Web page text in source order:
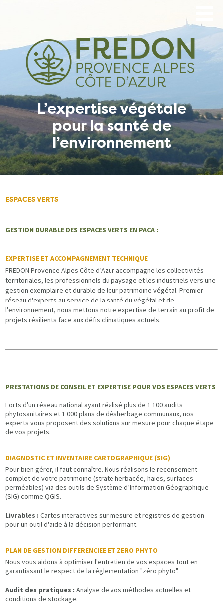
L’expertise végétale
pour la santé de
l’environnement
ESPACES VERTS
GESTION DURABLE DES ESPACES VERTS EN PACA :
EXPERTISE ET ACCOMPAGNEMENT TECHNIQUE
FREDON Provence Alpes Côte d’Azur accompagne les collectivités
territoriales, les professionnels du paysage et les industriels vers une
gestion exemplaire et durable de leur patrimoine végétal. Premier
réseau d'experts au service de la santé du végétal et de
l'environnement, nous mettons notre expertise de terrain au profit de
projets résilients face aux défis climatiques actuels.
PRESTATIONS DE CONSEIL ET EXPERTISE POUR VOS ESPACES VERTS
Forts d'un réseau national ayant réalisé plus de 1 100 audits
phytosanitaires et 1 000 plans de désherbage communaux, nos
experts vous proposent des solutions sur mesure pour chaque étape
de vos projets.
DIAGNOSTIC ET INVENTAIRE CARTOGRAPHIQUE (SIG)
Pour bien gérer, il faut connaître. Nous réalisons le recensement
complet de votre patrimoine (strate herbacée, haies, surfaces
perméables) via des outils de Système d’Information Géographique
(SIG) comme QGIS.
Livrables : Cartes interactives sur mesure et registres de gestion
pour un outil d'aide à la décision performant.
PLAN DE GESTION DIFFERENCIEE ET ZERO PHYTO
Nous vous aidons à optimiser l'entretien de vos espaces tout en
garantissant le respect de la réglementation "zéro phyto".
Audit des pratiques : Analyse de vos méthodes actuelles et
conditions de stockage.